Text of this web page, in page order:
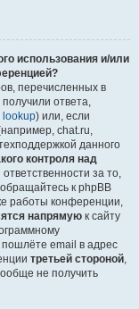
использования и/или
перечисленных в
ответа,
lookup) или, если
chat.ru,
данного
контроля над
за то,
к phpBB
работы конференции,
напрямую к сайту
email в адрес
третьей стороной,
не получить